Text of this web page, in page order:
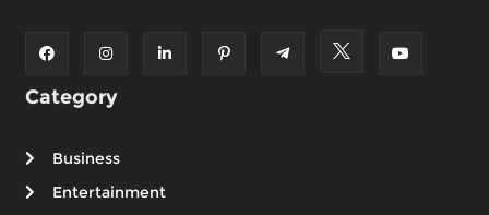
Category
Business
Entertainment